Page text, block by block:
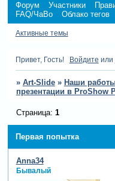
Форум Участники
FAQ/ЧаВо
Облако тегов
Активные темы
Привет, Гость! Войдите или
» Art-Slide » Наши
презентации в ProShow
Первая попытка
Страница: 1
Anna34
Бывалый